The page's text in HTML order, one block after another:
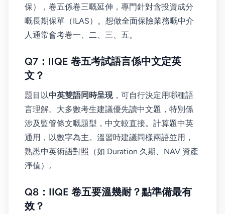
保），卷五係卷三嘅延伸，專門針對含投資成分
嘅長期保單（ILAS）。想做全面保險業務嘅中介
人通常會考卷一、二、三、五。
Q7：IIQE 卷五考試語言係中文定英
文？
題目以中英雙語同時呈現，可自行決定用哪種語
言理解。大多數考生建議優先讀中文題，特別係
涉及監管條文嘅題型，中文較直接。計算題中英
通用，以數字為主。溫習時建議同樣兩語並用，
熟悉中英術語對照（如 Duration 久期、NAV 資產
淨值）。
Q8：IIQE 卷五要溫幾耐？點準備最有
效？